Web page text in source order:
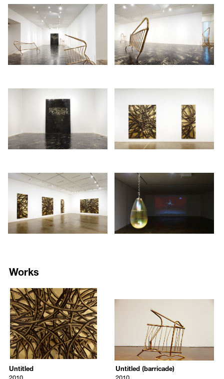
된 듯하게 느끼게 하는 장치였다.
이번 전시는 작가의 Untitled (barricade)와 Untitled (glass) 시리즈, 비디
오 작품 등 총 10여점으로 구성되었다. Untitled (barricade)시리즈는 금
색으로 도금된 바리케이트들이 찌그러져 있는 형태로 바리케이트가 연
상시키는 폭력 시위의 현장과 파괴적 행위를 드러내는 듯한 조각 작품
이다. Untitled (glass)시리즈는 뉴욕 뒷골목의 낙서, 또는 그래피티를 연
상시키는 평면 작품으로 유리판 위에 타이어 가루들로 단어들이 쓰여진
1972년 샌프란시스코에서 태어난 에론 영은 샌프란시스코 아트 인스티
튜트를 졸업 (2001) 한 이후 예일대에서 석사를 받았다. 현재 뉴욕에서
거주하며 작품 활동 중이다.
2006년 런던 서펜타인 갤러리(Serpentine Gallery) 전시와 2007년 제2회
모스크바 현대미술 비엔날레 등이 있다. 2010년 국제갤러리 개인전 이
외 주요 개인전 계획으로는 각각 로마의 MACRO와 Teatro di Marcello
에서 전시가 예정되어 있다.
애론 영의 작품은 현재 뉴욕현대미술관 (MoMA), 아스트룹 피언리 현대
미술관 (Astrup Fearnley Museum for Moderne Kunst), JJC 오펜하임
펀드(JJC Oppenheimer Fund) 등 해외 유수의 미술관에 소장되어 있다.
/upload/installations/ba6f_install_122.jpg/upload/installations/
/upload/installations/b3ac_install_122.jpg/upload/installations/
/upload/installations/bb82_install_122.jpg/upload/installations/
Works
7696
/upload/artworks/2022/a2cd1851aefce95022622a24453f40a3.jpg
Untitled
Aaron Young
2010
Untitled
(12 gold panels, individual works to be determined)
2010
Untitled
/upload/artworks/2022/
Untitled (barricade)
Aaron Young
Untitled (barricade)
2010
24 kt gold plated barricade
Untitled (barricade)